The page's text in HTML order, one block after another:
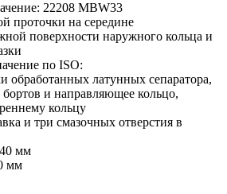
22208 MBW33
проточки на середине
поверхности наружного кольца и
по ISO:
обработанных латунных сепаратора,
бортов и направляющее кольцо,
кольцу
и три смазочных отверстия в
мм
мм